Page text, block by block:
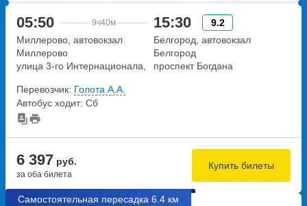
05:50 9ч40м
Миллерово, автовокзал
Миллерово
улица 3-го Интернационала,
15:30
9.2
Белгород, автовокзал
Белгород
проспект Богдана
Перевозчик: Голота А.А.
Автобус ходит: Сб
6 397 руб.
за оба билета
Купить билеты
Самостоятельная пересадка 6.4 км